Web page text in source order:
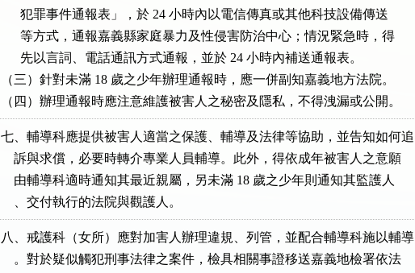
      犯罪事件通報表」，於 24 小時內以電信傳真或其他科技設備傳送
      等方式，通報嘉義縣家庭暴力及性侵害防治中心；情況緊急時，得
      先以言詞、電話通訊方式通報，並於 24 小時內補送通報表。
（三）針對未滿 18 歲之少年辦理通報時，應一併副知嘉義地方法院。
（四）辦理通報時應注意維護被害人之秘密及隱私，不得洩漏或公開。
七、輔導科應提供被害人適當之保護、輔導及法律等協助，並告知如何追
    訴與求償，必要時轉介專業人員輔導。此外，得依成年被害人之意願
    由輔導科適時通知其最近親屬，另未滿 18 歲之少年則通知其監護人
    、交付執行的法院與觀護人。
八、戒護科（女所）應對加害人辦理違規、列管，並配合輔導科施以輔導
    。對於疑似觸犯刑事法律之案件，檢具相關事證移送嘉義地檢署依法